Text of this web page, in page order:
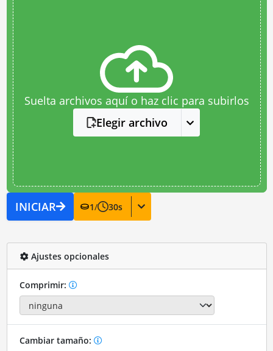
Suelta archivos aquí o haz clic para subirlos
Elegir archivo
INICIAR 1/ 30s
Ajustes opcionales
Comprimir:
Cambiar tamaño: